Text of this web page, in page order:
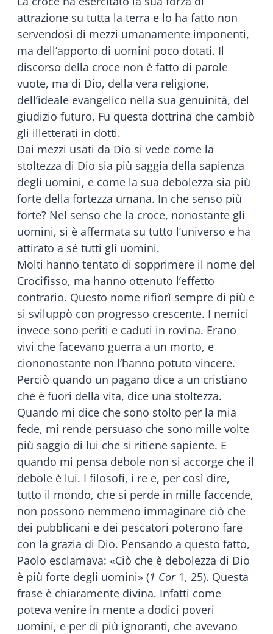
attrazione su tutta la terra e lo ha fatto non
servendosi di mezzi umanamente imponenti,
ma dell’apporto di uomini poco dotati. Il
discorso della croce non è fatto di parole
vuote, ma di Dio, della vera religione,
dell’ideale evangelico nella sua genuinità, del
giudizio futuro. Fu questa dottrina che cambiò
gli illetterati in dotti.
Dai mezzi usati da Dio si vede come la
stoltezza di Dio sia più saggia della sapienza
degli uomini, e come la sua debolezza sia più
forte della fortezza umana. In che senso più
forte? Nel senso che la croce, nonostante gli
uomini, si è affermata su tutto l’universo e ha
attirato a sé tutti gli uomini.
Molti hanno tentato di sopprimere il nome del
Crocifisso, ma hanno ottenuto l’effetto
contrario. Questo nome rifiorì sempre di più e
si sviluppò con progresso crescente. I nemici
invece sono periti e caduti in rovina. Erano
vivi che facevano guerra a un morto, e
ciononostante non l’hanno potuto vincere.
Perciò quando un pagano dice a un cristiano
che è fuori della vita, dice una stoltezza.
Quando mi dice che sono stolto per la mia
fede, mi rende persuaso che sono mille volte
più saggio di lui che si ritiene sapiente. E
quando mi pensa debole non si accorge che il
debole è lui. I filosofi, i re e, per così dire,
tutto il mondo, che si perde in mille faccende,
non possono nemmeno immaginare ciò che
dei pubblicani e dei pescatori poterono fare
con la grazia di Dio. Pensando a questo fatto,
Paolo esclamava: «Ciò che è debolezza di Dio
è più forte degli uomini» (1 Cor1, 25). Questa
frase è chiaramente divina. Infatti come
poteva venire in mente a dodici poveri
uomini, e per di più ignoranti, che avevano